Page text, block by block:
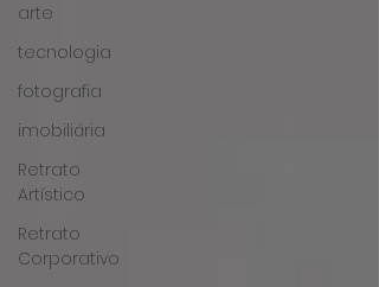
arte
tecnologia
fotografia
imobiliária
Retrato
Artístico
Retrato
Corporativo